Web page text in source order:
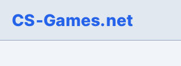
CS-Games.net